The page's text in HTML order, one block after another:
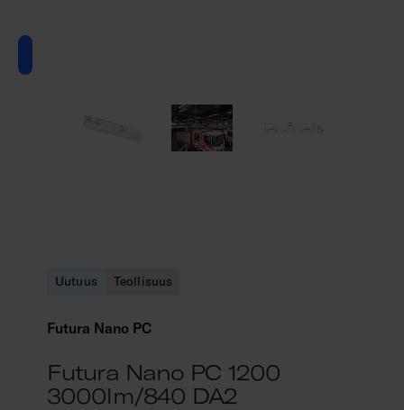
Uutuus Teollisuus
Futura Nano PC
Futura Nano PC 1200
3000lm/840 DA2